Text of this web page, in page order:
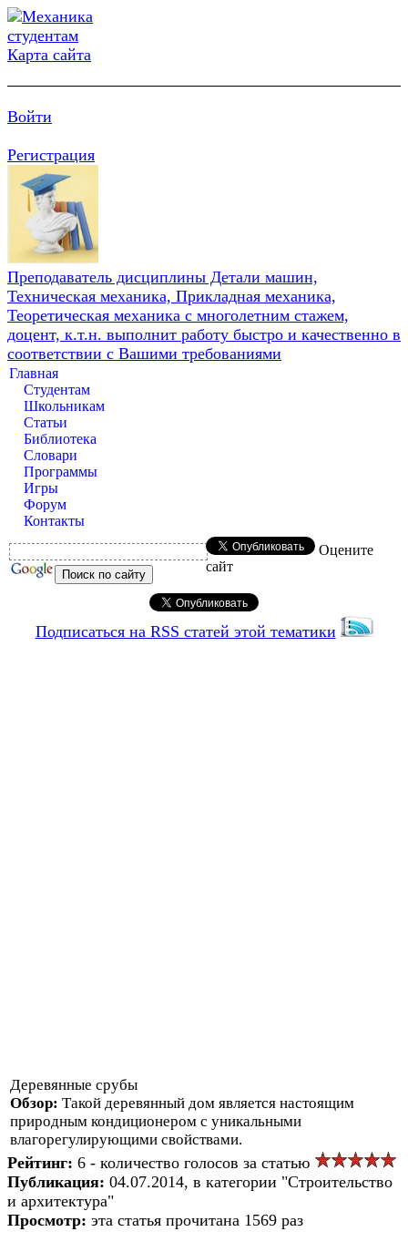
Карта сайта
Войти
Регистрация
Преподаватель дисциплины Детали машин,
Техническая механика, Прикладная механика,
Теоретическая механика с многолетним стажем,
доцент, к.т.н. выполнит работу быстро и качественно в
соответствии с Вашими требованиями
Главная
Студентам
Школьникам
Статьи
Библиотека
Словари
Программы
Игры
Форум
Контакты
Оцените
сайт
Подписаться на RSS статей этой тематики
Деревянные срубы
Обзор: Такой деревянный дом является настоящим
природным кондиционером с уникальными
влагорегулирующими свойствами.
Рейтинг: 6 - количество голосов за статью
Публикация: 04.07.2014, в категории "Строительство
и архитектура"
Просмотр: эта статья прочитана 1569 раз